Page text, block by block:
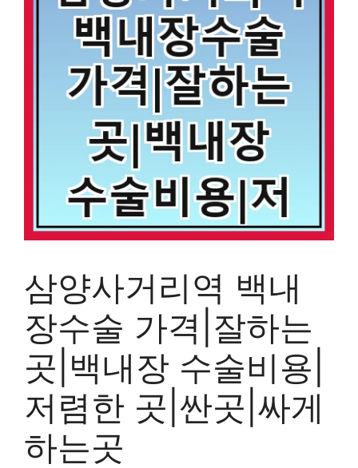
삼양사거리역 백내
장수술 가격|잘하는
곳|백내장 수술비용|
저렴한 곳|싼곳|싸게
하는곳